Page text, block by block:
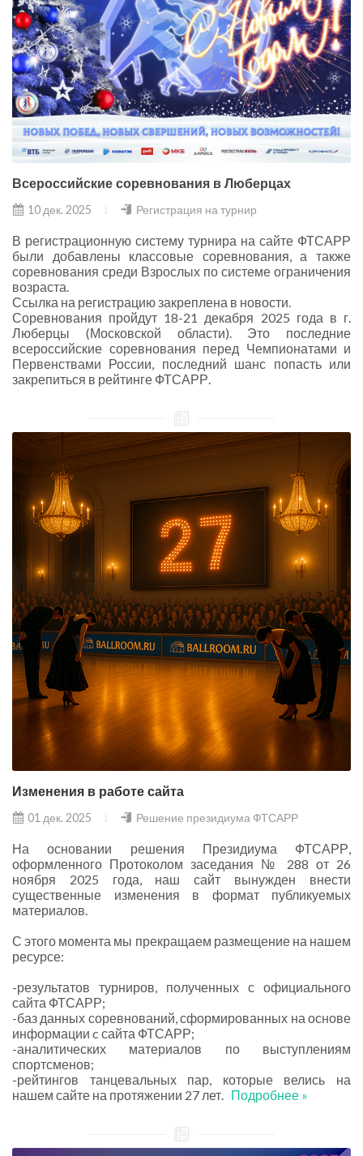
Всероссийские соревнования в Люберцах
10 дек. 2025 Регистрация на турнир
В регистрационную систему турнира на сайте ФТСАРР
были добавлены классовые соревнования, а также
соревнования среди Взрослых по системе ограничения
возраста.
Ссылка на регистрацию закреплена в новости.
Соревнования пройдут 18-21 декабря 2025 года в г.
Люберцы (Московской области). Это последние
всероссийские соревнования перед Чемпионатами и
Первенствами России, последний шанс попасть или
закрепиться в рейтинге ФТСАРР.
Изменения в работе сайта
01 дек. 2025 Решение президиума ФТСАРР
На основании решения Президиума ФТСАРР,
оформленного Протоколом заседания № 288 от 26
ноября 2025 года, наш сайт вынужден внести
существенные изменения в формат публикуемых
материалов.
С этого момента мы прекращаем размещение на нашем
ресурсе:
-результатов турниров, полученных с официального
сайта ФТСАРР;
-баз данных соревнований, сформированных на основе
информации c сайта ФТСАРР;
-аналитических материалов по выступлениям
спортсменов;
-рейтингов танцевальных пар, которые велись на
нашем сайте на протяжении 27 лет. Подробнее »